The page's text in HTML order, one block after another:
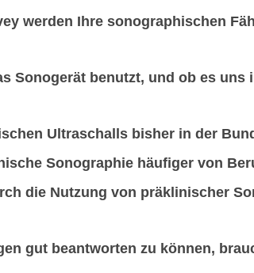
werden Ihre sonographischen
Sonogerät benutzt, und ob es
Ultraschalls bisher in der
Sonographie häufiger von
die Nutzung von präklinischer
gut beantworten zu können,